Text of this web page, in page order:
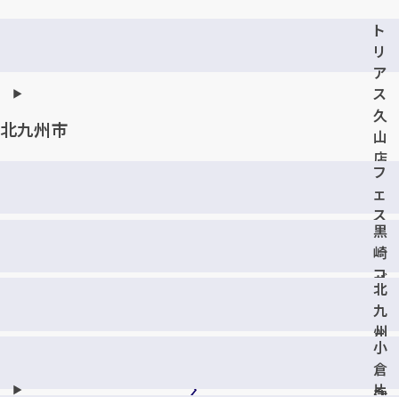
ト
リ
ア
ス
久
山
店
北九州市
フ
ェ
ス
テ
ィ
バ
ル
ガ
ー
デ
ン
黒
崎
コ
ム
シ
テ
ィ
店
北
九
州
下
到
小
倉
片